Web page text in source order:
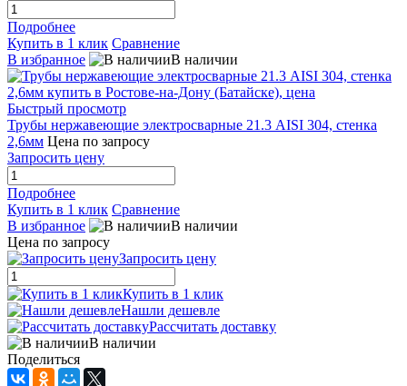
Подробнее
Купить в 1 клик Сравнение
В избранное
В наличии
Быстрый просмотр
Трубы нержавеющие электросварные 21.3 AISI 304, стенка
2,6мм Цена по запросу
Запросить цену
Подробнее
Купить в 1 клик Сравнение
В избранное
В наличии
Цена по запросу
Запросить цену
Купить в 1 клик
Нашли дешевле
Рассчитать доставку
В наличии
Поделиться